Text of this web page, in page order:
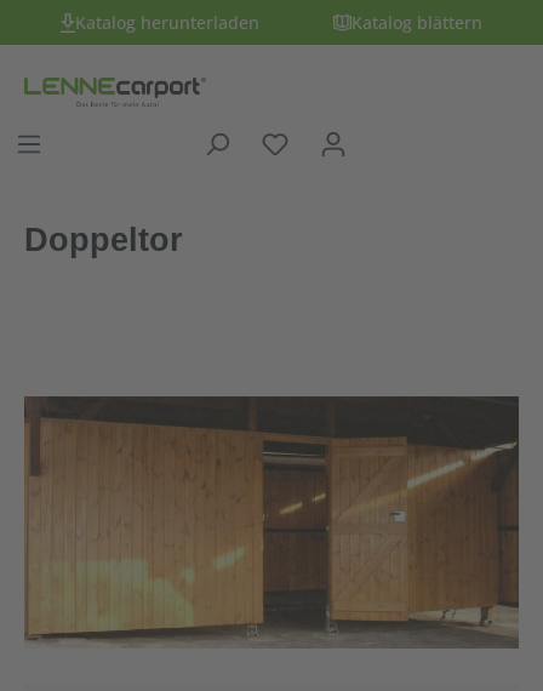
Katalog herunterladen Katalog blättern
Doppeltor
Bildergalerie überspringen